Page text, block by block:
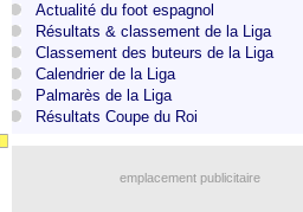
Actualité du foot espagnol
Résultats & classement de la Liga
Classement des buteurs de la Liga
Calendrier de la Liga
Palmarès de la Liga
Résultats Coupe du Roi
emplacement publicitaire